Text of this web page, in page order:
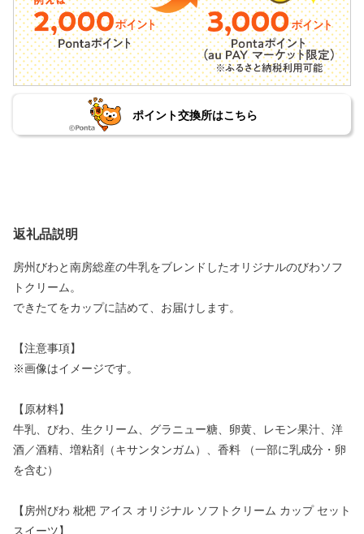
ポイント交換所はこちら
返礼品説明
房州びわと南房総産の牛乳をブレンドしたオリジナルのびわソフ
トクリーム。
できたてをカップに詰めて、お届けします。
【注意事項】
※画像はイメージです。
【原材料】
牛乳、びわ、生クリーム、グラニュー糖、卵黄、レモン果汁、洋
酒／酒精、増粘剤（キサンタンガム）、香料 （一部に乳成分・卵
を含む）
【房州びわ 枇杷 アイス オリジナル ソフトクリーム カップ セット
スイーツ】